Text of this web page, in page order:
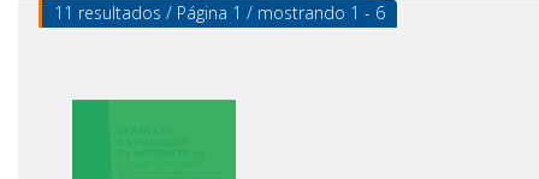
11 resultados / Página 1 / mostrando 1 - 6